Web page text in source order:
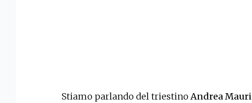
Stiamo parlando del triestinoAndrea Mauri